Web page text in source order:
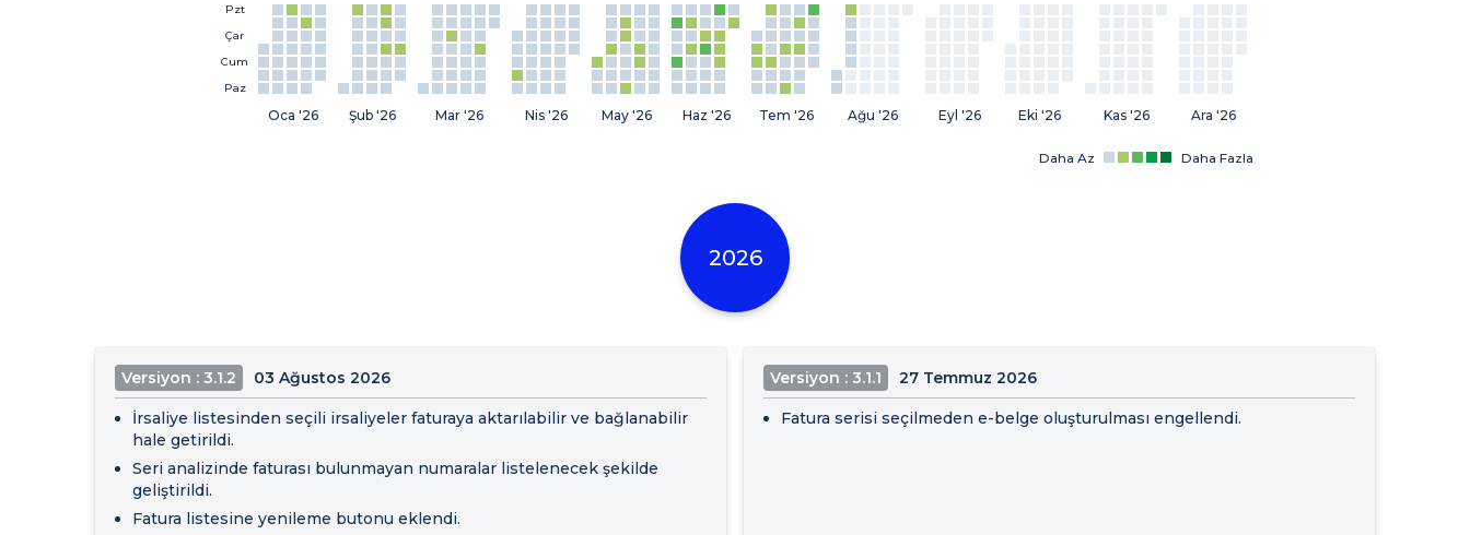
Pzt
Çar
Cum
Paz
Oca '26 Şub '26 Mar '26 Nis '26 May '26 Haz '26 Tem '26 Ağu '26 Eyl '26 Eki '26 Kas '26 Ara '26
Daha Az Daha Fazla
2026
Versiyon : 3.1.2 03 Ağustos 2026
İrsaliye listesinden seçili irsaliyeler faturaya aktarılabilir ve bağlanabilir
hale getirildi.
Seri analizinde faturası bulunmayan numaralar listelenecek şekilde
geliştirildi.
Fatura listesine yenileme butonu eklendi.
Versiyon : 3.1.1 27 Temmuz 2026
Fatura serisi seçilmeden e-belge oluşturulması engellendi.